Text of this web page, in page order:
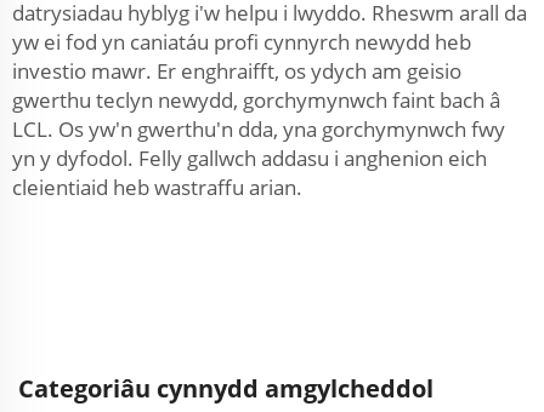
datrysiadau hyblyg i'w helpu i lwyddo. Rheswm arall da
yw ei fod yn caniatáu profi cynnyrch newydd heb
investio mawr. Er enghraifft, os ydych am geisio
gwerthu teclyn newydd, gorchymynwch faint bach â
LCL. Os yw'n gwerthu'n dda, yna gorchymynwch fwy
yn y dyfodol. Felly gallwch addasu i anghenion eich
cleientiaid heb wastraffu arian.
Categoriâu cynnydd amgylcheddol